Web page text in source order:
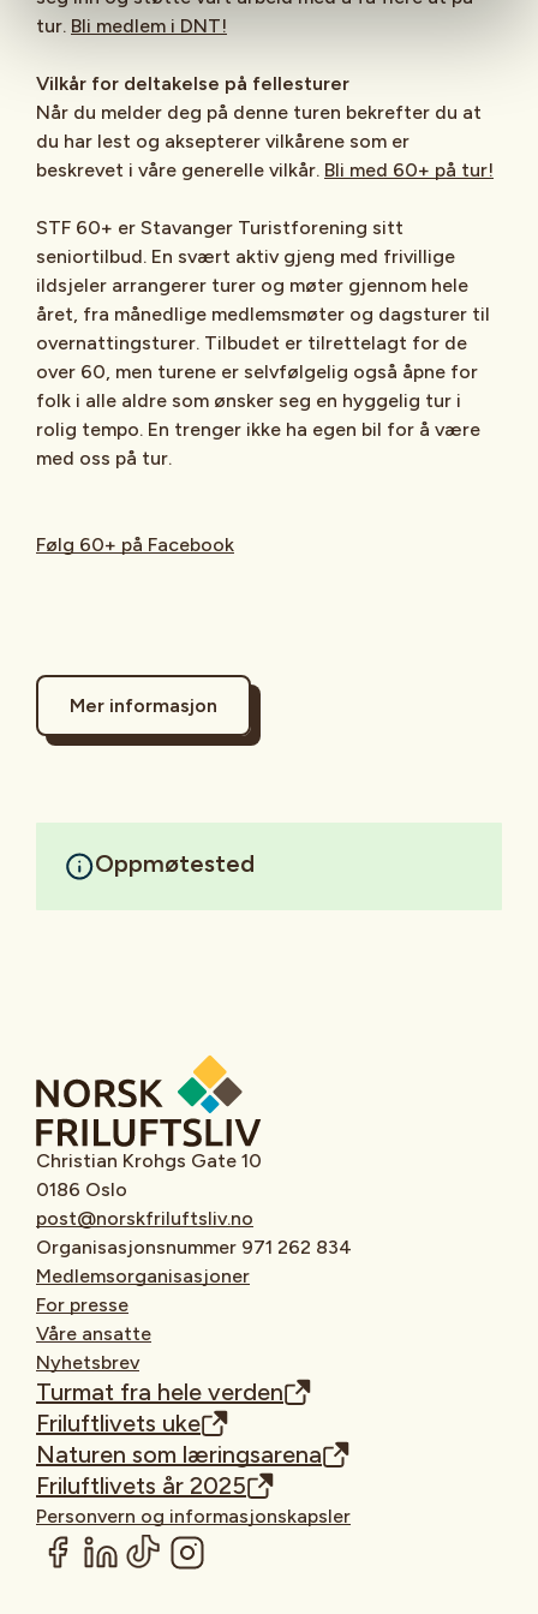
tur. Bli medlem i DNT!
Vilkår for deltakelse på fellesturer
Når du melder deg på denne turen bekrefter du at
du har lest og aksepterer vilkårene som er
beskrevet i våre generelle vilkår. Bli med 60+ på tur!
STF 60+ er Stavanger Turistforening sitt
seniortilbud. En svært aktiv gjeng med frivillige
ildsjeler arrangerer turer og møter gjennom hele
året, fra månedlige medlemsmøter og dagsturer til
overnattingsturer. Tilbudet er tilrettelagt for de
over 60, men turene er selvfølgelig også åpne for
folk i alle aldre som ønsker seg en hyggelig tur i
rolig tempo. En trenger ikke ha egen bil for å være
med oss på tur.
Følg 60+ på Facebook
Mer informasjon
Oppmøtested
Christian Krohgs Gate 10
0186 Oslo
post@norskfriluftsliv.no
Organisasjonsnummer 971 262 834
Medlemsorganisasjoner
For presse
Våre ansatte
Nyhetsbrev
Turmat fra hele verden
Friluftlivets uke
Naturen som læringsarena
Friluftlivets år 2025
Personvern og informasjonskapsler